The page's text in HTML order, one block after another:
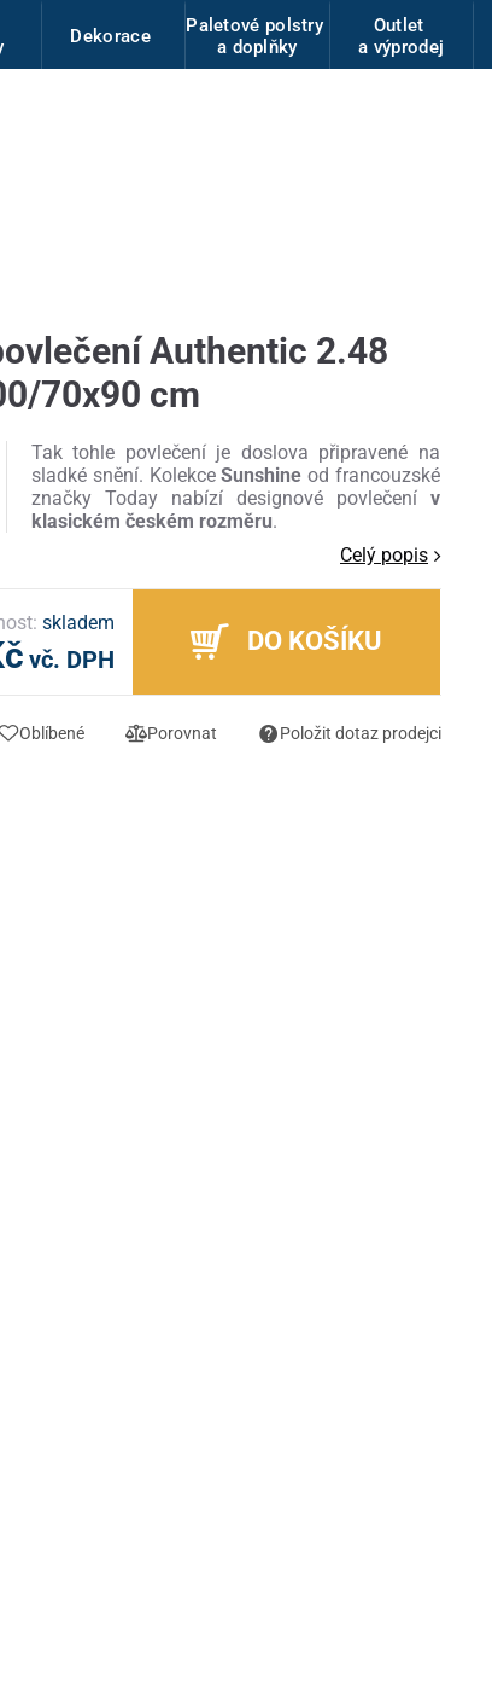
Dekorace
Paletové polstry
a doplňky
Outlet
a výprodej
Authentic 2.48
70x90 cm
Tak tohle povlečení je doslova připravené na
sladké snění. KolekceSunshineod francouzské
značky Today nabízí designové povlečení v
klasickém českém rozměru.
Celý popis
skladem
vč. DPH
DO KOŠÍKU
Oblíbené Porovnat Položit dotaz prodejci